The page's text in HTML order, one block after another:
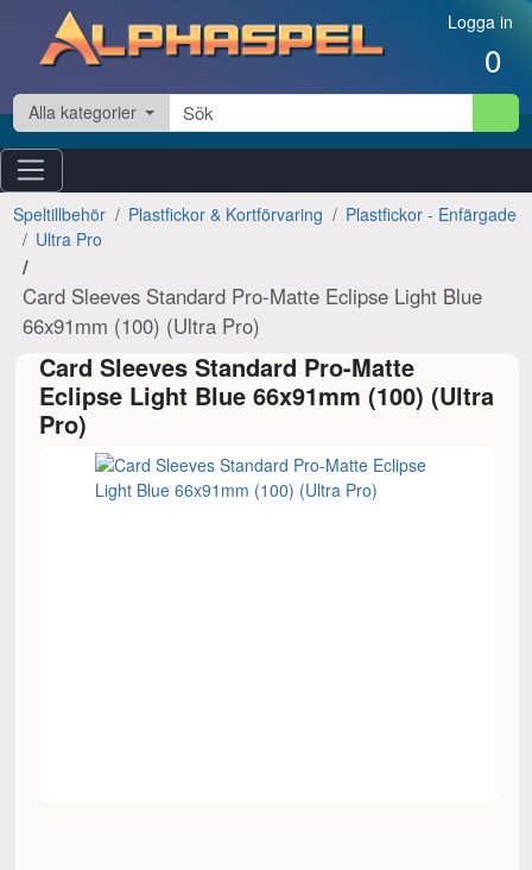
Hoppa till innehåll Logga in
0
Alla kategorier
Speltillbehör Plastfickor & Kortförvaring
Plastfickor - Enfärgade
Ultra Pro
Card Sleeves Standard Pro-Matte Eclipse Light Blue
66x91mm (100) (Ultra Pro)
Card Sleeves Standard Pro-Matte
Eclipse Light Blue 66x91mm (100) (Ultra
Pro)